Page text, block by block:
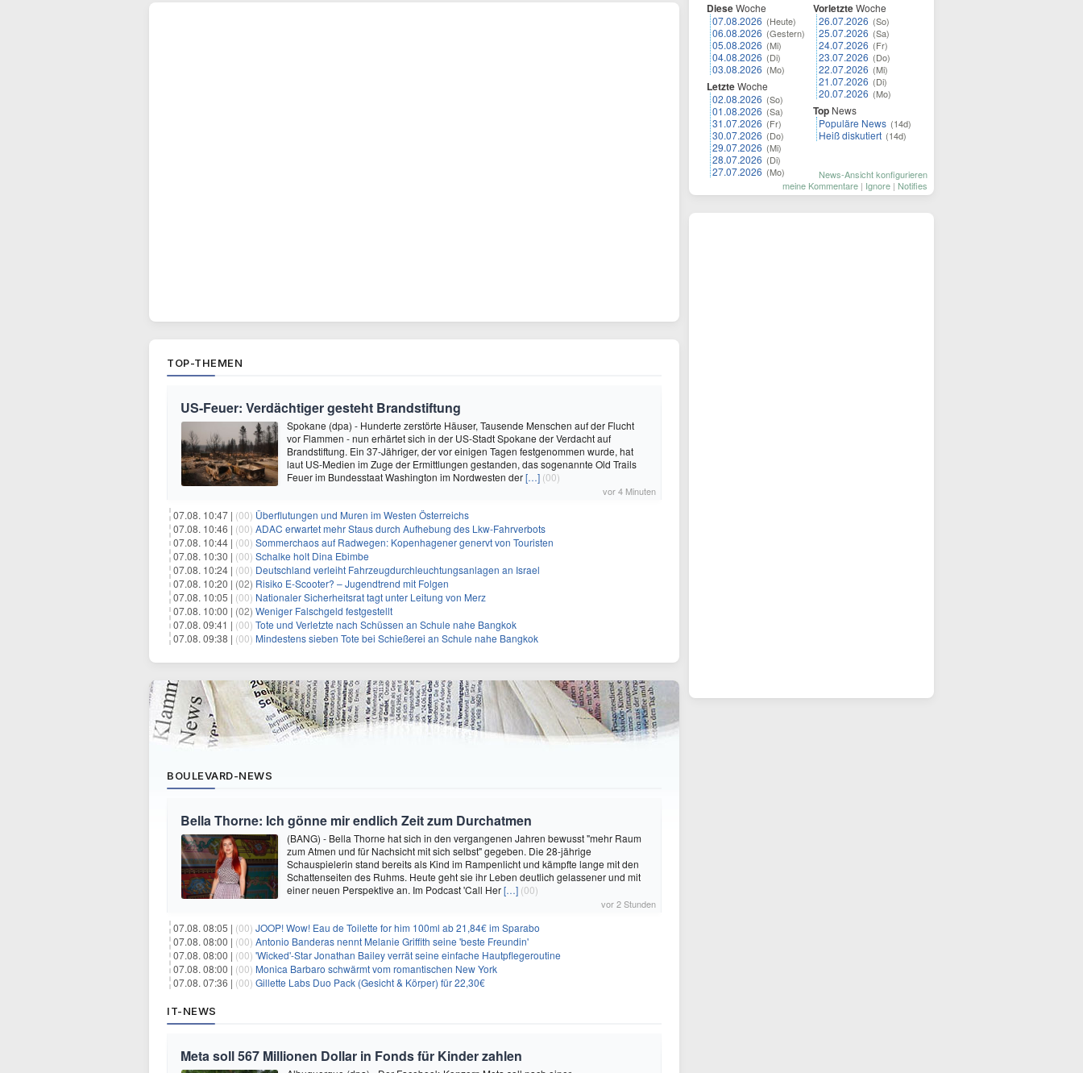
TOP-THEMEN
US-Feuer: Verdächtiger gesteht Brandstiftung
Spokane (dpa) - Hunderte zerstörte Häuser, Tausende Menschen auf der Flucht
vor Flammen - nun erhärtet sich in der US-Stadt Spokane der Verdacht auf
Brandstiftung. Ein 37-Jähriger, der vor einigen Tagen festgenommen wurde, hat
laut US-Medien im Zuge der Ermittlungen gestanden, das sogenannte Old Trails
Feuer im Bundesstaat Washington im Nordwesten der[…] (00)
vor 4 Minuten
07.08. 10:47 | (00) Überflutungen und Muren im Westen Österreichs
07.08. 10:46 | (00) ADAC erwartet mehr Staus durch Aufhebung des Lkw-Fahrverbots
07.08. 10:44 | (00) Sommerchaos auf Radwegen: Kopenhagener genervt von Touristen
07.08. 10:30 | (00) Schalke holt Dina Ebimbe
07.08. 10:24 | (00) Deutschland verleiht Fahrzeugdurchleuchtungsanlagen an Israel
07.08. 10:20 | (02) Risiko E-Scooter? – Jugendtrend mit Folgen
07.08. 10:05 | (00) Nationaler Sicherheitsrat tagt unter Leitung von Merz
07.08. 10:00 | (02) Weniger Falschgeld festgestellt
07.08. 09:41 | (00) Tote und Verletzte nach Schüssen an Schule nahe Bangkok
07.08. 09:38 | (00) Mindestens sieben Tote bei Schießerei an Schule nahe Bangkok
BOULEVARD-NEWS
Bella Thorne: Ich gönne mir endlich Zeit zum Durchatmen
(BANG) - Bella Thorne hat sich in den vergangenen Jahren bewusst "mehr Raum
zum Atmen und für Nachsicht mit sich selbst" gegeben. Die 28-jährige
Schauspielerin stand bereits als Kind im Rampenlicht und kämpfte lange mit den
Schattenseiten des Ruhms. Heute geht sie ihr Leben deutlich gelassener und mit
einer neuen Perspektive an. Im Podcast 'Call Her[…] (00)
vor 2 Stunden
07.08. 08:05 | (00) JOOP! Wow! Eau de Toilette for him 100ml ab 21,84€ im Sparabo
07.08. 08:00 | (00) Antonio Banderas nennt Melanie Griffith seine 'beste Freundin'
07.08. 08:00 | (00) 'Wicked'-Star Jonathan Bailey verrät seine einfache Hautpflegeroutine
07.08. 08:00 | (00) Monica Barbaro schwärmt vom romantischen New York
07.08. 07:36 | (00) Gillette Labs Duo Pack (Gesicht & Körper) für 22,30€
IT-NEWS
Meta soll 567 Millionen Dollar in Fonds für Kinder zahlen
DieseWoche
07.08.2026 (Heute)
06.08.2026 (Gestern)
05.08.2026 (Mi)
04.08.2026 (Di)
03.08.2026 (Mo)
LetzteWoche
02.08.2026 (So)
01.08.2026 (Sa)
31.07.2026 (Fr)
30.07.2026 (Do)
29.07.2026 (Mi)
28.07.2026 (Di)
27.07.2026 (Mo)
VorletzteWoche
26.07.2026 (So)
25.07.2026 (Sa)
24.07.2026 (Fr)
23.07.2026 (Do)
22.07.2026 (Mi)
21.07.2026 (Di)
20.07.2026 (Mo)
Top News
Populäre News (14d)
Heiß diskutiert (14d)
News-Ansicht konfigurieren
meine Kommentare | Ignore | Notifies